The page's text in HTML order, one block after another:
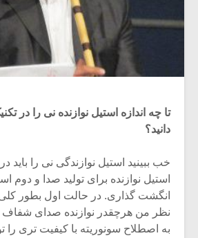
تا چه اندازه استیل نوازنده نی را در
دانید؟
خب ببینید استیل نوازندگی نی را باید
استیل نوازنده برای تولید صدا و دوم
انگشت گذاری. در حالت اول بطور
نظر من هرچقدر نوازنده صدای شفاف
به اصطلاح سونوریته با کیفیت تری را